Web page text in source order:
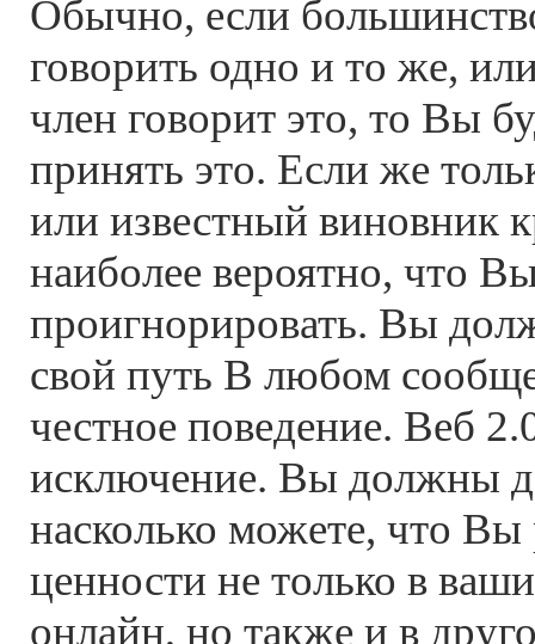
Обычно, если
говорить одно и то же,
член говорит это, то Вы
принять это. Если же
или известный виновник
наиболее вероятно, что
проигнорировать. Вы
свой путь В любом
честное поведение. Веб
исключение. Вы должны
насколько можете, что Вы
ценности не только в
онлайн, но также и в